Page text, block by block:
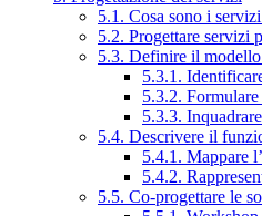
5.1. Cosa sono i
5.2. Progettare servizi
5.3. Definire il
5.3.1.
5.3.2.
5.3.3.
5.4. Descrivere il
5.4.1. Mappare
5.4.2.
5.5. Co-progettare le